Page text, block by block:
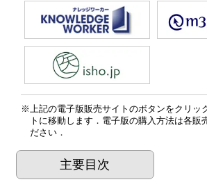
上記の電子版販売サイトのボタンをクリッ
トに移動します．電子版の購入方法は各販
ださい．
主要目次